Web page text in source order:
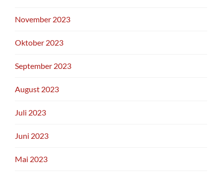
November 2023
Oktober 2023
September 2023
August 2023
Juli 2023
Juni 2023
Mai 2023